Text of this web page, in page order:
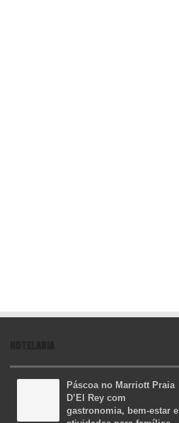
HOTELARIA
Páscoa no Marriott Praia
D’El Rey com
gastronomia, bem-estar e